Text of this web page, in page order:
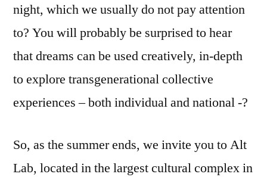
night, which we usually do not pay attention
to? You will probably be surprised to hear
that dreams can be used creatively, in-depth
to explore transgenerational collective
experiences – both individual and national -?
So, as the summer ends, we invite you to Alt
Lab, located in the largest cultural complex in